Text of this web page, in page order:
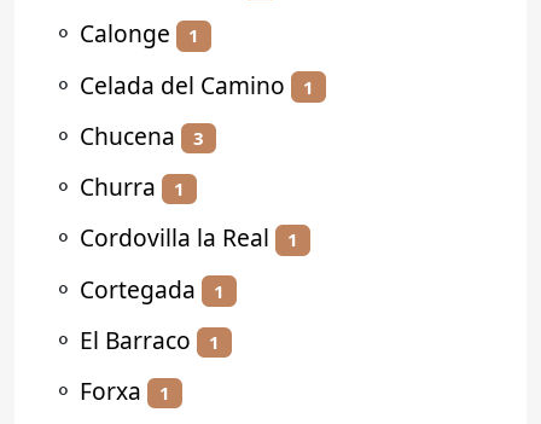
⚬ Calonge 1
⚬ Celada del Camino 1
⚬ Chucena 3
⚬ Churra 1
⚬ Cordovilla la Real 1
⚬ Cortegada 1
⚬ El Barraco 1
⚬ Forxa 1